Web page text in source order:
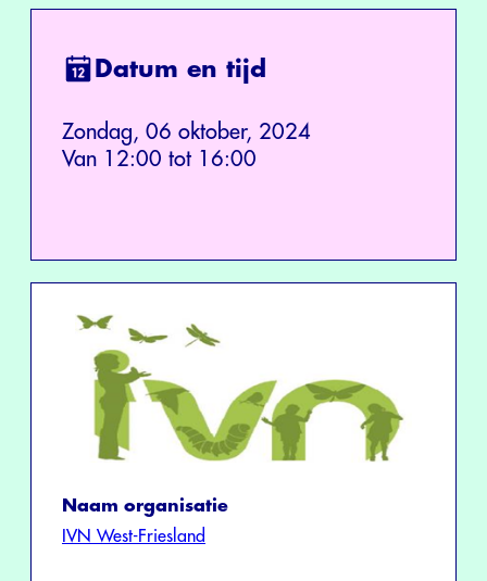
Datum en tijd
Zondag, 06 oktober, 2024
Van 12:00 tot 16:00
Naam organisatie
IVN West-Friesland